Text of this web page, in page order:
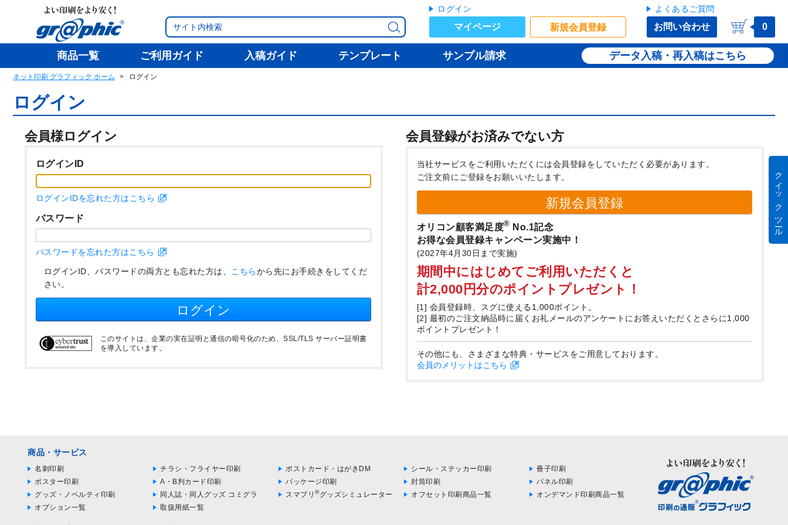
ログイン
マイページ 新規会員登録
よくあるご質問
お問い合わせ 0
商品一覧 ご利用ガイド 入稿ガイド テンプレート サンプル請求 データ入稿・再入稿
ネット印刷 グラフィック ホーム ログイン
ログイン
会員様ログイン 会員登録がお済みでない方
ログインID
ログインIDを忘れた方はこちら
パスワード
パスワードを忘れた方はこちら
ログインID、パスワードの両方とも忘れた方は、 こちらから先にお手続きをしてくだ
さい。
ログイン
このサイトは、企業の実在証明と通信の暗号化のため、SSL/TLS サーバー証明書
を導入しています。
当社サービスをご利用いただくには会員登録をしていただく必要があります。
ご注文前にご登録をお願いいたします。
新規会員登録
オリコン顧客満足度® No.1記念
お得な会員登録キャンペーン実施中！
(2027年4月30日まで実施)
期間中にはじめてご利用いただくと
計2,000円分のポイントプレゼント！
[1] 会員登録時、スグに使える1,000ポイント。
[2] 最初のご注文納品時に届くお礼メールのアンケートにお答えいただくとさらに1,000
ポイントプレゼント！
その他にも、さまざまな特典・サービスをご用意しております。
会員のメリットはこちら
商品・サービス
名刺印刷 チラシ・フライヤー印刷 ポストカード・はがきDM シール・ステッカー印刷
冊子印刷
ポスター印刷
A・B判カード印刷 パッケージ印刷 封筒印刷
パネル印刷
グッズ・ノベルティ印刷
同人誌・同人グッズ コミグラ スマプリ ®グッズシミュレーター オフセット印刷商品一覧
オンデマンド印刷商品一覧
オプション一覧
取扱用紙一覧
クイック ツール